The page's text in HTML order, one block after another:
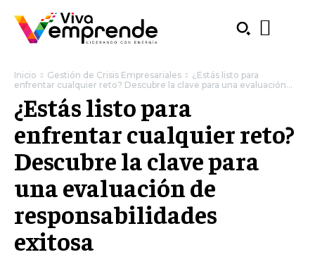
Inicio Gestión de Crisis Empresariales
¿Estás listo para
enfrentar cualquier reto? Descubre la clave para una evaluación...
¿Estás listo para
enfrentar cualquier reto?
Descubre la clave para
una evaluación de
responsabilidades
exitosa